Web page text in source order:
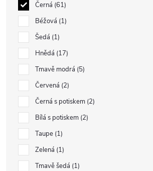
Černá 61
Béžová 1
Šedá 1
Hnědá 17
Tmavě modrá 5
Červená 2
Černá s potiskem 2
Bílá s potiskem 2
Taupe 1
Zelená 1
Tmavě šedá 1